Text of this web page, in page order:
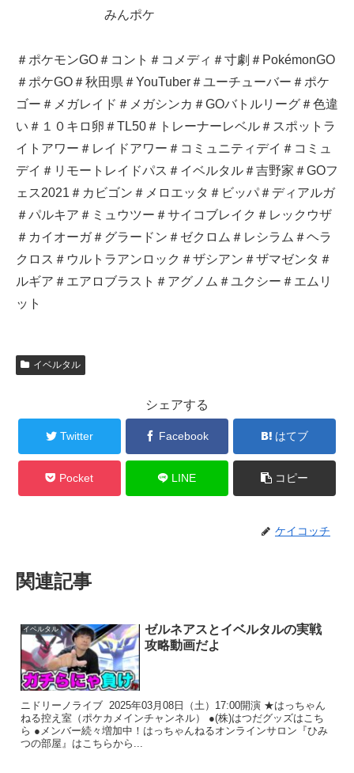
みんポケ
＃ポケモンGO＃コント＃コメディ＃寸劇＃PokémonGO
＃ポケGO＃秋田県＃YouTuber＃ユーチューバー＃ポケ
ゴー＃メガレイド＃メガシンカ＃GOバトルリーグ＃色違
い＃１０キロ卵＃TL50＃トレーナーレベル＃スポットラ
イトアワー＃レイドアワー＃コミュニティデイ＃コミュ
デイ＃リモートレイドパス＃イベルタル＃吉野家＃GOフ
ェス2021＃カビゴン＃メロエッタ＃ビッパ＃ディアルガ
＃パルキア＃ミュウツー＃サイコブレイク＃レックウザ
＃カイオーガ＃グラードン＃ゼクロム＃レシラム＃ヘラ
クロス＃ウルトラアンロック＃ザシアン＃ザマゼンタ＃
ルギア＃エアロブラスト＃アグノム＃ユクシー＃エムリ
ット
イベルタル
シェアする
Twitter Facebook はてブ
Pocket LINE コピー
ケイコッチ
関連記事
イベルタル
ゼルネアスとイベルタルの実戦
攻略動画だよ
ニドリーノライブ 2025年03月08日（土）17:00開演 ★はっちゃん
ねる控え室（ポケカメインチャンネル） ●(株)はつだグッズはこち
ら ●メンバー続々増加中！はっちゃんねるオンラインサロン『ひみ
つの部屋』はこちらから...